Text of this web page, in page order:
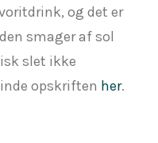
og det er
smager af sol
slet ikke
opskriften her.